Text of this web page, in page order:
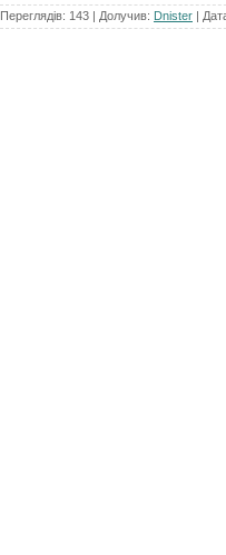
Переглядів: 143 | Долучив: Dnister |